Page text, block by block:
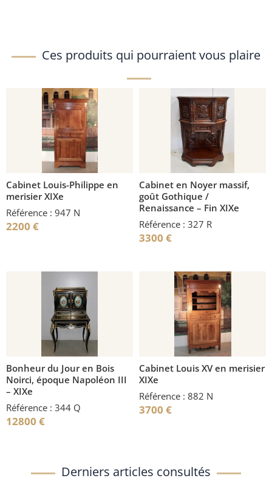
Ces produits qui pourraient vous plaire
Cabinet Louis-Philippe en
merisier XIXe
Référence : 947 N
2200 €
Cabinet en Noyer massif,
goût Gothique /
Renaissance – Fin XIXe
Référence : 327 R
3300 €
Bonheur du Jour en Bois
Noirci, époque Napoléon III
– XIXe
Référence : 344 Q
12800 €
Cabinet Louis XV en merisier
XIXe
Référence : 882 N
3700 €
Derniers articles consultés